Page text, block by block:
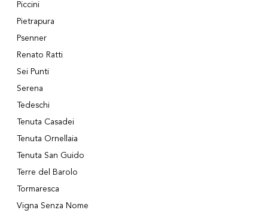
Piccini
Pietrapura
Psenner
Renato Ratti
Sei Punti
Serena
Tedeschi
Tenuta Casadei
Tenuta Ornellaia
Tenuta San Guido
Terre del Barolo
Tormaresca
Vigna Senza Nome